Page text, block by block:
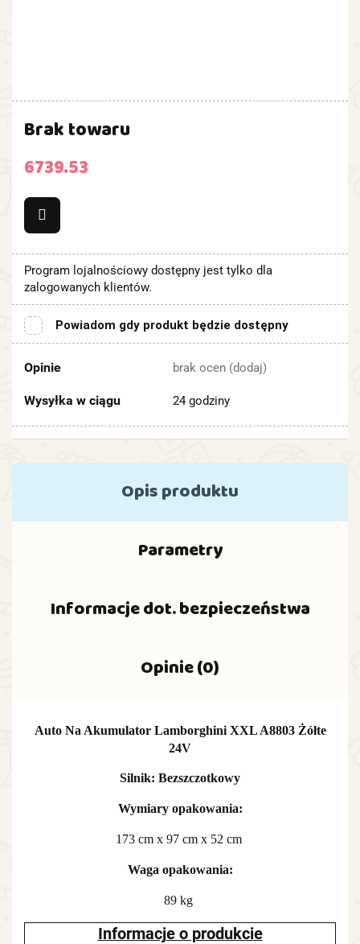
Brak towaru
6739.53
Program lojalnościowy dostępny jest tylko dla
zalogowanych klientów.
Powiadom gdy produkt będzie dostępny
Opinie brak ocen (dodaj)
Wysyłka w ciągu 24 godziny
Opis produktu
Parametry
Informacje dot. bezpieczeństwa
Opinie (0)
Auto Na Akumulator Lamborghini XXL A8803 Żółte
24V
Silnik: Bezszczotkowy
Wymiary opakowania:
173 cm x 97 cm x 52 cm
Waga opakowania:
89 kg
Informacje o produkcie